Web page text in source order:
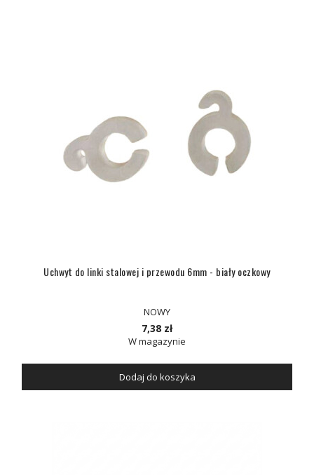
Uchwyt do linki stalowej i przewodu 6mm - biały oczkowy
NOWY
7,38 zł
W magazynie
Dodaj do koszyka